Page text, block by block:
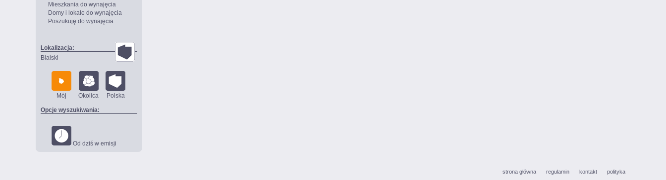
Mieszkania do wynajęcia
Domy i lokale do wynajęcia
Poszukuję do wynajęcia
Lokalizacja:
Bialski
Mój Okolica Polska
Opcje wyszukiwania:
Od dziś w emisji
strona główna regulamin kontakt polityka